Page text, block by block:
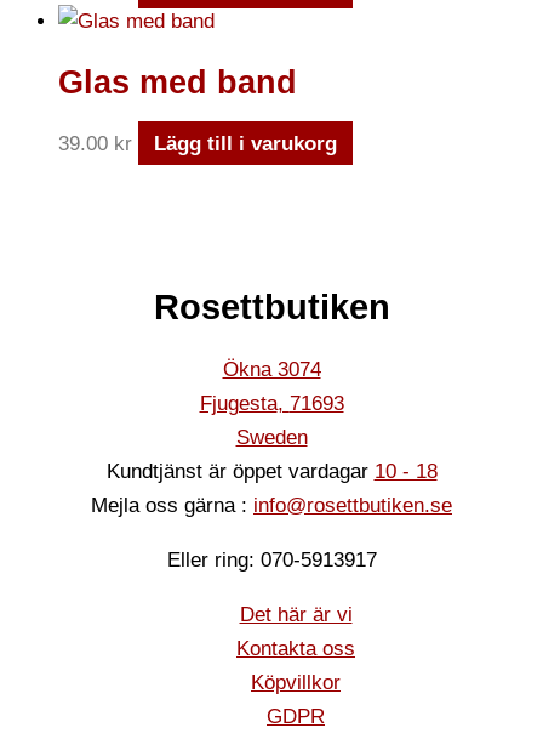
Glas med band
39.00 kr Lägg till i varukorg
Rosettbutiken
Ökna 3074
Fjugesta, 71693
Sweden
Kundtjänst är öppet vardagar 10 - 18
Mejla oss gärna : info@rosettbutiken.se
Eller ring: 070-5913917
Det här är vi
Kontakta oss
Köpvillkor
GDPR